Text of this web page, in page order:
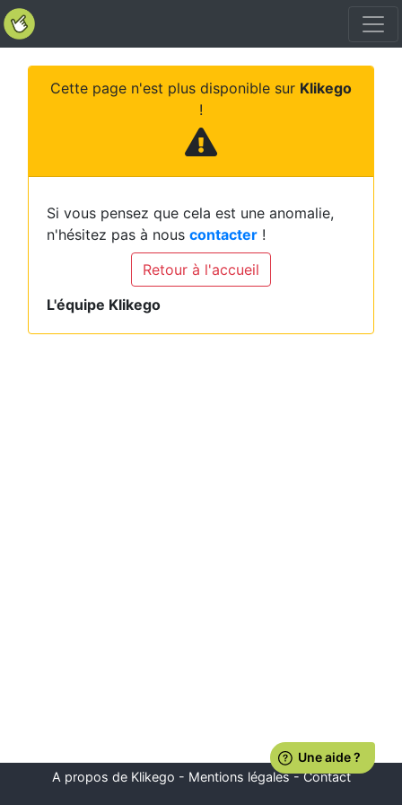
Cette page n'est plus disponible sur Klikego
!
Si vous pensez que cela est une anomalie,
n'hésitez pas à nous contacter !
Retour à l'accueil
L'équipe Klikego
A propos de Klikego - Mentions légales-Contact